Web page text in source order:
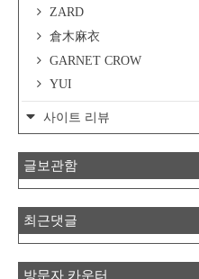
ZARD
倉木麻衣
GARNET CROW
YUI
사이트 리뷰
글보관함
최근댓글
방문자 카운터